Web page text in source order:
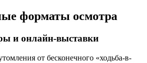
форматы осмотра
и онлайн-выставки
от бесконечного «ходьба-в-